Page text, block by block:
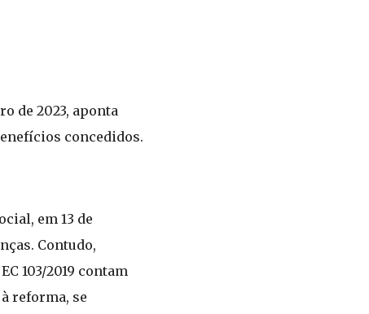
de 2023, aponta
concedidos.
em 13 de
Contudo,
103/2019 contam
reforma, se